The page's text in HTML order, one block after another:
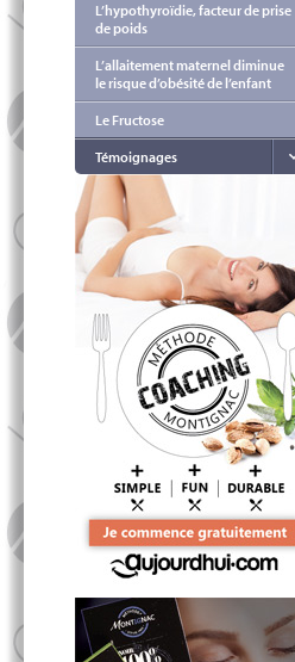
L’hypothyroïdie, facteur de prise
de poids
L’allaitement maternel diminue
le risque d’obésité de l’enfant
Le Fructose
Témoignages